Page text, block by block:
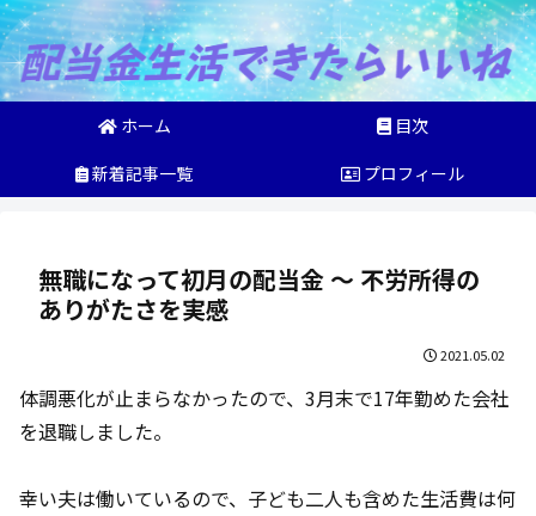
ホーム
目次
新着記事一覧
プロフィール
無職になって初月の配当金 〜 不労所得の
ありがたさを実感
2021.05.02
体調悪化が止まらなかったので、3月末で17年勤めた会社
を退職しました。
幸い夫は働いているので、子ども二人も含めた生活費は何